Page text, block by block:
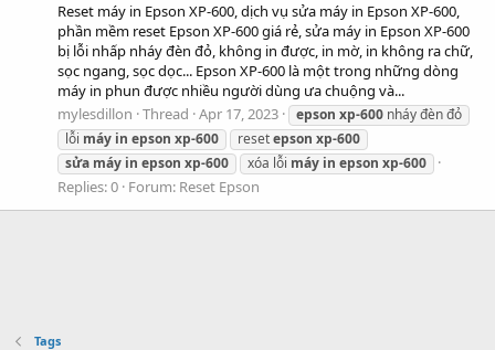
Reset máy in Epson XP-600, dịch vụ sửa máy in Epson XP-600,
phần mềm reset Epson XP-600 giá rẻ, sửa máy in Epson XP-600
bị lỗi nhấp nháy đèn đỏ, không in được, in mờ, in không ra chữ,
sọc ngang, sọc dọc... Epson XP-600 là một trong những dòng
máy in phun được nhiều người dùng ưa chuộng và...
mylesdillon Thread Apr 17, 2023 epson xp-600 nháy đèn đỏ
lỗi máy in epson xp-600 resetepson xp-600
sửa máy in epson xp-600 xóa lỗi máy in epson xp-600
Replies: 0 Forum: Reset Epson
Tags